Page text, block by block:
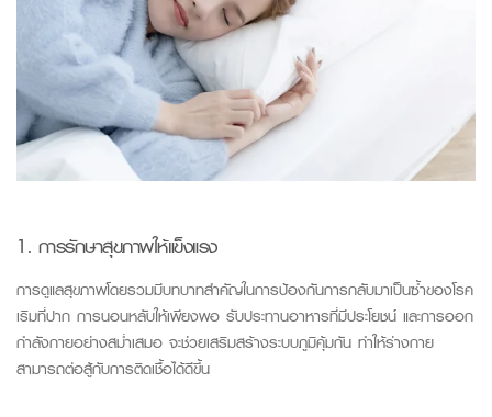
1. การรักษาสุขภาพให้แข็งแรง
การดูแลสุขภาพโดยรวมมีบทบาทสำคัญในการป้องกันการกลับมาเป็นซ้ำของโรค
เริมที่ปาก การนอนหลับให้เพียงพอ รับประทานอาหารที่มีประโยชน์ และการออก
กำลังกายอย่างสม่ำเสมอ จะช่วยเสริมสร้างระบบภูมิคุ้มกัน ทำให้ร่างกาย
สามารถต่อสู้กับการติดเชื้อได้ดีขึ้น